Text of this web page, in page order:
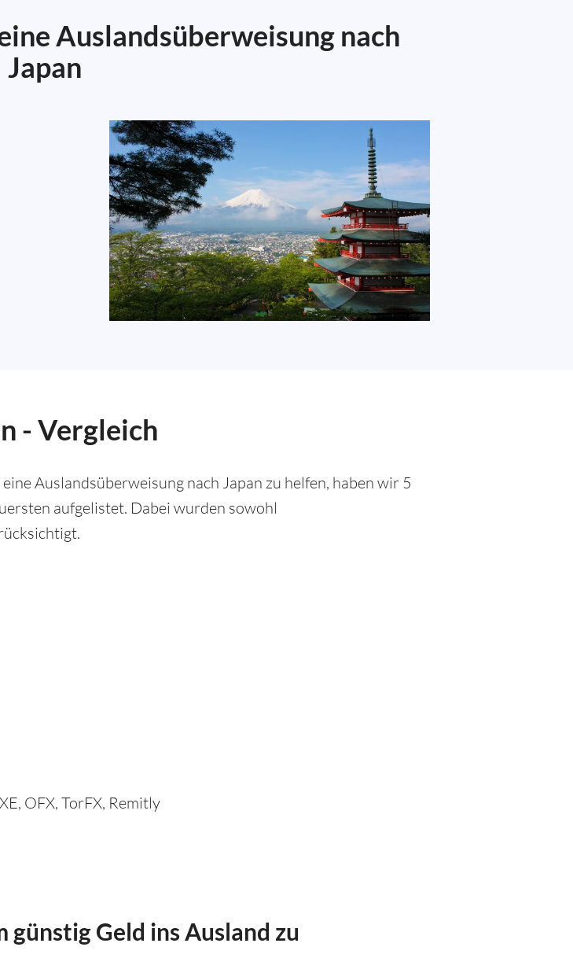
Auslandsüberweisung nach
Japan
- Vergleich
Auslandsüberweisung nach Japan zu helfen, haben wir 5
aufgelistet. Dabei wurden sowohl
OFX, TorFX, Remitly
günstig Geld ins Ausland zu